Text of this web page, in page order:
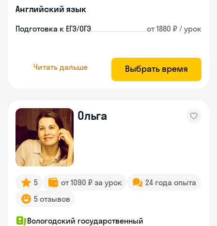
Английский язык
Подготовка к ЕГЭ/ОГЭ от 1880 ₽ / урок
Читать дальше Выбрать время
Ольга
5 от 1090 ₽ за урок
24 года опыта
5 отзывов
Вологодский государственный